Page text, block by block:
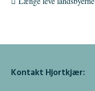
Kontakt Hjortkjær: